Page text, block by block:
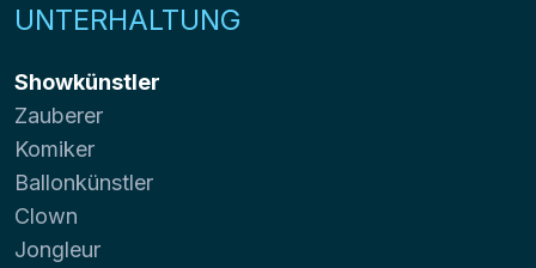
UNTERHALTUNG
Showkünstler
Zauberer
Komiker
Ballonkünstler
Clown
Jongleur